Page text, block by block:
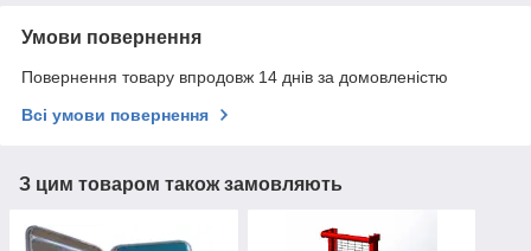
Умови повернення
Повернення товару впродовж 14 днів за домовленістю
Всі умови повернення
З цим товаром також замовляють